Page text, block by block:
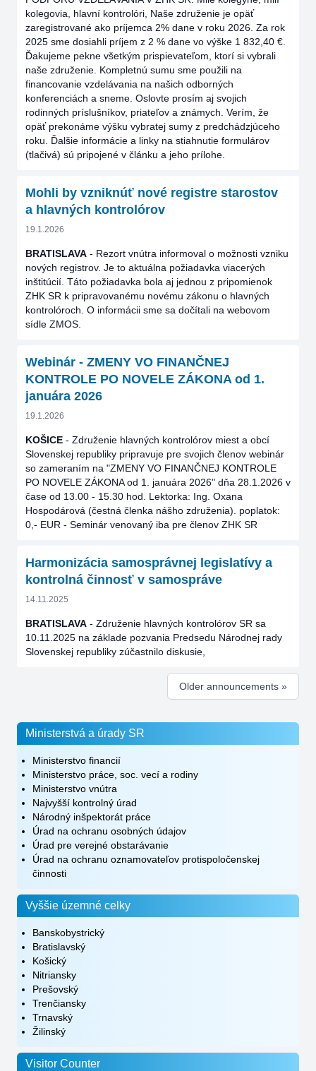
Ministerstvá a úrady SR
Ministerstvo financií
Ministerstvo práce, soc. vecí a rodiny
Ministerstvo vnútra
Najvyšší kontrolný úrad
Národný inšpektorát práce
Úrad na ochranu osobných údajov
Úrad pre verejné obstarávanie
Úrad na ochranu oznamovateľov protispoločenskej
činnosti
Vyššie územné celky
Banskobystrický
Bratislavský
Košický
Nitriansky
Prešovský
Trenčiansky
Trnavský
Žilinský
Visitor Counter
kolegovia, hlavní kontrolóri, Naše združenie je opäť
zaregistrované ako príjemca 2% dane v roku 2026. Za rok
2025 sme dosiahli príjem z 2 % dane vo výške 1 832,40 €.
Ďakujeme pekne všetkým prispievateľom, ktorí si vybrali
naše združenie. Kompletnú sumu sme použili na
financovanie vzdelávania na našich odborných
konferenciách a sneme. Oslovte prosím aj svojich
rodinných príslušníkov, priateľov a známych. Verím, že
opäť prekonáme výšku vybratej sumy z predchádzjúceho
roku. Ďalšie informácie a linky na stiahnutie formulárov
(tlačivá) sú pripojené v článku a jeho prílohe.
Mohli by vzniknúť nové registre starostov
a hlavných kontrolórov
19.1.2026
BRATISLAVA - Rezort vnútra informoval o možnosti vzniku
nových registrov. Je to aktuálna požiadavka viacerých
inštitúcií. Táto požiadavka bola aj jednou z pripomienok
ZHK SR k pripravovanému novému zákonu o hlavných
kontrolóroch. O informácii sme sa dočítali na webovom
sídle ZMOS.
Webinár - ZMENY VO FINANČNEJ
KONTROLE PO NOVELE ZÁKONA od 1.
januára 2026
19.1.2026
KOŠICE - Združenie hlavných kontrolórov miest a obcí
Slovenskej republiky pripravuje pre svojich členov webinár
so zameraním na "ZMENY VO FINANČNEJ KONTROLE
PO NOVELE ZÁKONA od 1. januára 2026" dňa 28.1.2026 v
čase od 13.00 - 15.30 hod. Lektorka: Ing. Oxana
Hospodárová (čestná členka nášho združenia). poplatok:
0,- EUR - Seminár venovaný iba pre členov ZHK SR
Harmonizácia samosprávnej legislatívy a
kontrolná činnosť v samospráve
14.11.2025
BRATISLAVA - Združenie hlavných kontrolórov SR sa
10.11.2025 na základe pozvania Predsedu Národnej rady
Slovenskej republiky zúčastnilo diskusie,
Older announcements »